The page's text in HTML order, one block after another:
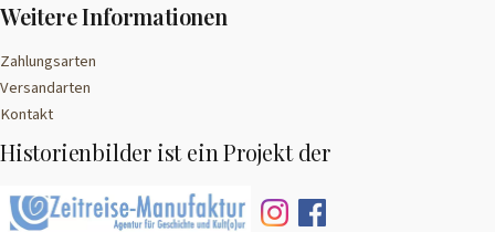
Weitere Informationen
Zahlungsarten
Versandarten
Kontakt
Historienbilder ist ein Projekt der